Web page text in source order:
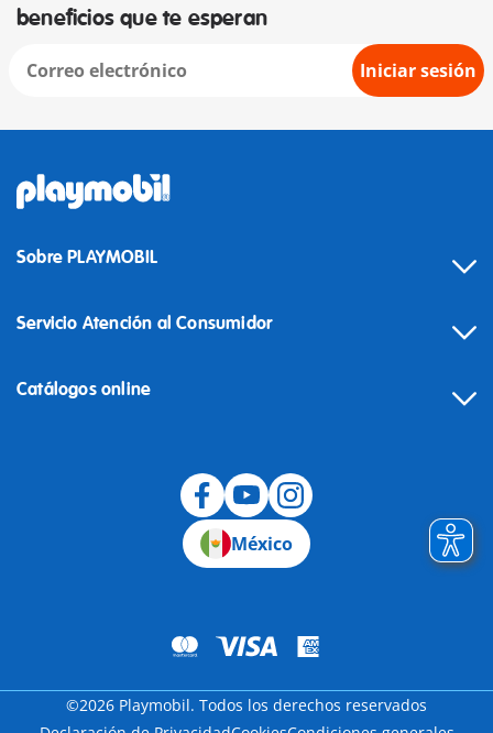
beneficios que te esperan
Iniciar sesión
Sobre PLAYMOBIL
Servicio Atención al Consumidor
Catálogos online
México
©2026 Playmobil. Todos los derechos reservados